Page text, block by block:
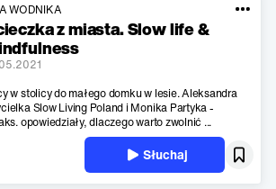
WODNIKA
z miasta. Slow life &
w stolicy do małego domku w lesie. Aleksandra
Slow Living Poland i Monika Partyka -
opowiedziały, dlaczego warto zwolnić ...
Słuchaj